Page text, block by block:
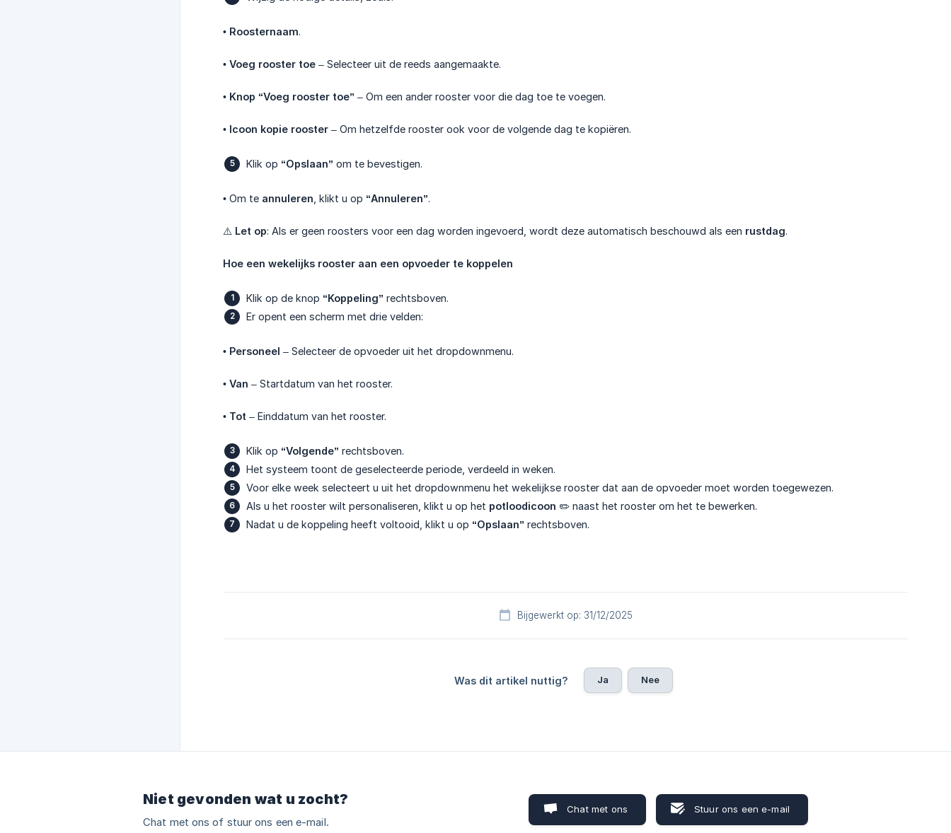
• Roosternaam.
• Voeg rooster toe – Selecteer uit de reeds aangemaakte.
• Knop “Voeg rooster toe” – Om een ander rooster voor die dag toe te voegen.
• Icoon kopie rooster – Om hetzelfde rooster ook voor de volgende dag te kopiëren.
Klik op “Opslaan” om te bevestigen.
• Om te annuleren , klikt u op “Annuleren”.
⚠️ Let op: Als er geen roosters voor een dag worden ingevoerd, wordt deze automatisch beschouwd als een rustdag.
Hoe een wekelijks rooster aan een opvoeder te koppelen
Klik op de knop “Koppeling” rechtsboven.
Er opent een scherm met drie velden:
• Personeel – Selecteer de opvoeder uit het dropdownmenu.
• Van – Startdatum van het rooster.
• Tot – Einddatum van het rooster.
Klik op “Volgende” rechtsboven.
Het systeem toont de geselecteerde periode, verdeeld in weken.
Voor elke week selecteert u uit het dropdownmenu het wekelijkse rooster dat aan de opvoeder moet worden toegewezen.
Als u het rooster wilt personaliseren, klikt u op het potloodicoon ✏️ naast het rooster om het te bewerken.
Nadat u de koppeling heeft voltooid, klikt u op “Opslaan” rechtsboven.
Bijgewerkt op: 31/12/2025
Was dit artikel nuttig? Ja Nee
Niet gevonden wat u zocht?
Chat met ons of stuur ons een e-mail.
Chat met ons Stuur ons een e-mail